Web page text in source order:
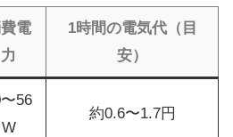
電
力
1時間の電気代（目
安）
56
W
約0.6〜1.7円